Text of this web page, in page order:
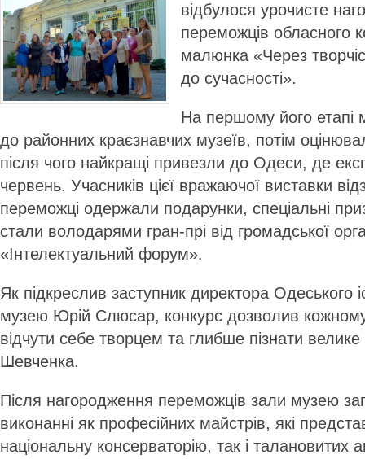
відбулося урочисте
переможців обласного
малюнка «Через
до сучасності».
На першому його
до районних краєзнавчих музеїв, потім
після чого найкращі привезли до Одеси, де
червень. Учасників цієї вражаючої виставки
переможці одержали подарунки, спеціальні
стали володарями гран-прі від громадської
«Інтелектуальний форум».
Як підкреслив заступник директора Одеського
музею Юрій Слюсар, конкурс дозволив кожному
відчути себе творцем та глибше пізнати
Шевченка.
Після нагородження переможців зали музею
виконанні як професійних майстрів, які
національну консерваторію, так і талановитих